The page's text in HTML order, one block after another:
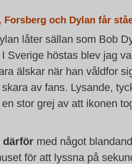
Forsberg och Dylan får
låter sällan som Bob
Sverige höstas blev jag
älskar när han våldfor
av fans. Lysande,
stor grej av att ikonen
därför med något
för att lyssna på